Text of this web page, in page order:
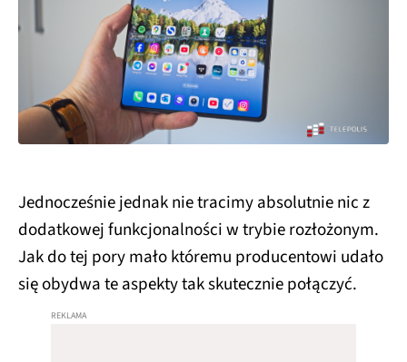
Jednocześnie jednak nie tracimy absolutnie nic z
dodatkowej funkcjonalności w trybie rozłożonym.
Jak do tej pory mało któremu producentowi udało
się obydwa te aspekty tak skutecznie połączyć.